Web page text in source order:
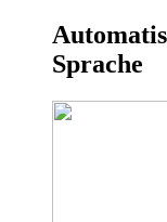
Sprache